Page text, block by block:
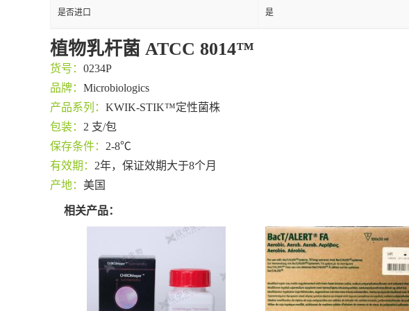
是否进口 是
植物乳杆菌 ATCC 8014™
货号： 0234P
品牌： Microbiologics
产品系列： KWIK-STIK™定性菌株
包装： 2 支/包
保存条件： 2-8℃
有效期： 2年，保证效期大于8个月
产地： 美国
相关产品：